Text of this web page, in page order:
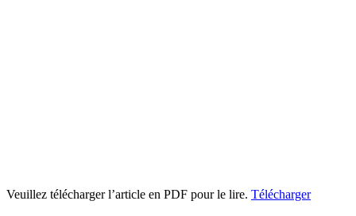
Veuillez télécharger l’article en PDF pour le lire. Télécharger